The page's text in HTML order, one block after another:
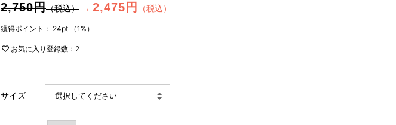
2,750円（税込） → 2,475円 （税込）
獲得ポイント： 24pt （1%）
お気に入り登録数：2
サイズ